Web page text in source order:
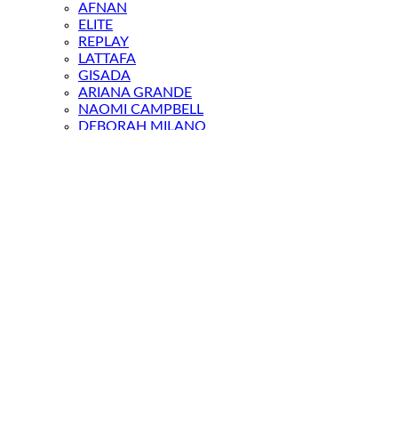
AFNAN
ELITE
REPLAY
LATTAFA
GISADA
ARIANA GRANDE
NAOMI CAMPBELL
DEBORAH MILANO